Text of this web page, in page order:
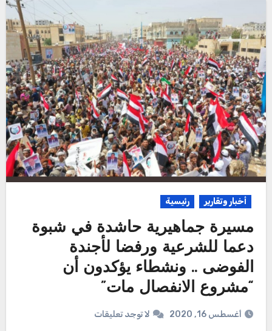
أخبار وتقارير رئيسية
مسيرة جماهيرية حاشدة في شبوة
دعما للشرعية ورفضا لأجندة
الفوضى .. ونشطاء يؤكدون أن
“مشروع الانفصال مات”
أغسطس 16, 2020 لا توجد تعليقات